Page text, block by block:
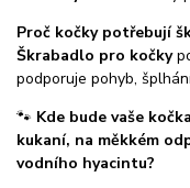
Proč kočky potřebují
Škrabadlo pro kočky
podporuje pohyb,
🐾 Kde bude vaše
kukaní, na měkkém
vodního hyacintu?